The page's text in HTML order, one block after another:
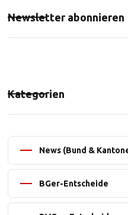
Newsletter abonnieren
Kategorien
News (Bund &
BGer-Entscheide